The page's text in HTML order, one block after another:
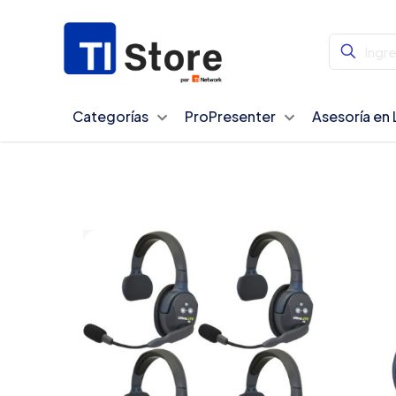
Categorías ProPresenter Asesoría en